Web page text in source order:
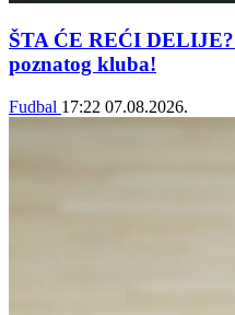
ŠTA ĆE REĆI
poznatog kluba!
Fudbal 17:22 07.08.2026.